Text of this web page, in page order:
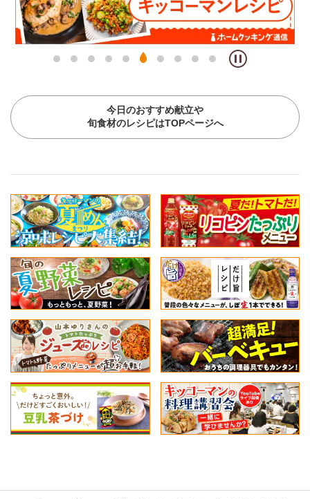
今日のおすすめ献立や
旬食材のレシピはTOPページへ